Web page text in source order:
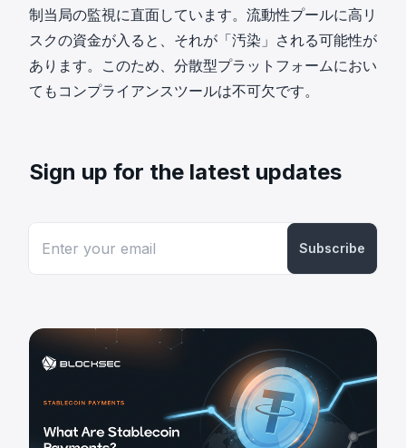
制当局の監視に直面しています。流動性プールに高リ
スクの資金が入ると、それが「汚染」される可能性が
あります。このため、分散型プラットフォームにおい
てもコンプライアンスツールは不可欠です。
Sign up for the latest updates
Subscribe